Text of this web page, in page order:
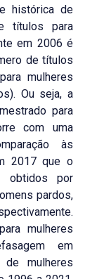
histórica de
títulos para
em 2006 é
de títulos
mulheres
Ou seja, a
para
com uma
às
2017 que o
obtidos por
pardos,
mulheres
em
de mulheres